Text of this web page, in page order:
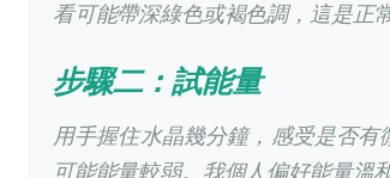
看可能帶深綠色或褐色調，這是正
步驟二：試能量
用手握住水晶幾分鐘，感受是否
可能能量較弱。我個人偏好能量溫